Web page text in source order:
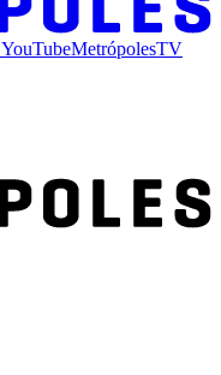
YouTubeMetrópolesTV